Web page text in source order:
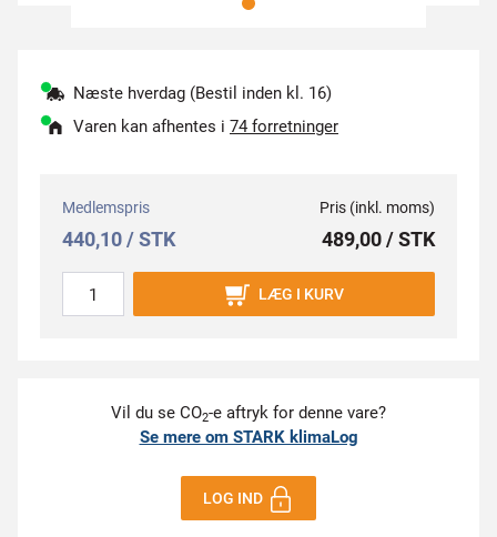
Næste hverdag (Bestil inden kl. 16)
Varen kan afhentes i 74 forretninger
Medlemspris
440,10 / STK
Pris (inkl. moms)
489,00 / STK
LÆG I KURV
Vil du se CO2-e aftryk for denne vare?
Se mere om STARK klimaLog
LOG IND